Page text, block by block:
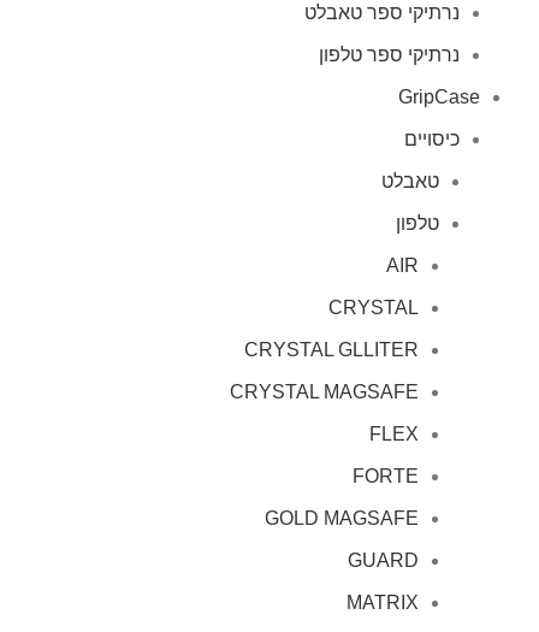
נרתיקי ספר טאבלט
נרתיקי ספר טלפון
GripCase
כיסויים
טאבלט
טלפון
AIR
CRYSTAL
CRYSTAL GLLITER
CRYSTAL MAGSAFE
FLEX
FORTE
GOLD MAGSAFE
GUARD
MATRIX